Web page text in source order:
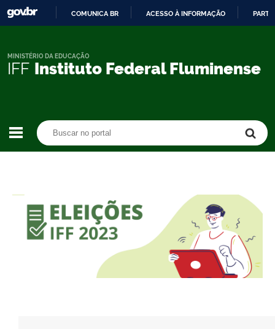
CONTEÚDO
COMUNICA BR ACESSO À INFORMAÇÃO
IFF Instituto Federal Fluminense
MINISTÉRIO DA EDUCAÇÃO